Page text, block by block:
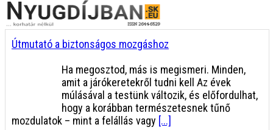
Útmutató a biztonságos mozgáshoz
Ha megosztod, más is megismeri. Minden,
amit a járókeretekről tudni kell Az évek
múlásával a testünk változik, és előfordulhat,
hogy a korábban természetesnek tűnő
mozdulatok – mint a felállás vagy [...]